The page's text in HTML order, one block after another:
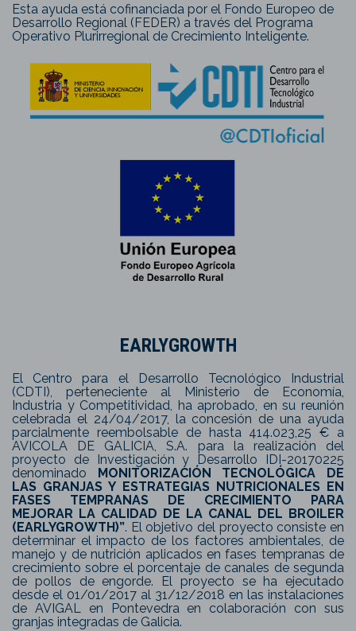
Esta ayuda está cofinanciada por el Fondo Europeo de
Desarrollo Regional (FEDER) a través del Programa
Operativo Plurirregional de Crecimiento Inteligente.
EARLYGROWTH
El Centro para el Desarrollo Tecnológico Industrial
(CDTI), perteneciente al Ministerio de Economía,
Industria y Competitividad, ha aprobado, en su reunión
celebrada el 24/04/2017, la concesión de una ayuda
parcialmente reembolsable de hasta 414.023,25 € a
AVICOLA DE GALICIA, S.A. para la realización del
proyecto de Investigación y Desarrollo IDI-20170225
denominado MONITORIZACIÓN TECNOLÓGICA DE
LAS GRANJAS Y ESTRATEGIAS NUTRICIONALES EN
FASES TEMPRANAS DE CRECIMIENTO PARA
MEJORAR LA CALIDAD DE LA CANAL DEL BROILER
(EARLYGROWTH)”. El objetivo del proyecto consiste en
determinar el impacto de los factores ambientales, de
manejo y de nutrición aplicados en fases tempranas de
crecimiento sobre el porcentaje de canales de segunda
de pollos de engorde. El proyecto se ha ejecutado
desde el 01/01/2017 al 31/12/2018 en las instalaciones
de AVIGAL en Pontevedra en colaboración con sus
granjas integradas de Galicia.